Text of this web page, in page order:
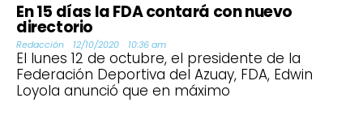
En 15 días la FDA contará con nuevo
directorio
Redacción 12/10/2020 10:36 am
El lunes 12 de octubre, el presidente de la
Federación Deportiva del Azuay, FDA, Edwin
Loyola anunció que en máximo